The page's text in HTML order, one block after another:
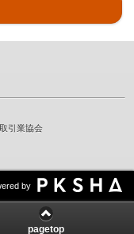
引業協会
by
pagetop